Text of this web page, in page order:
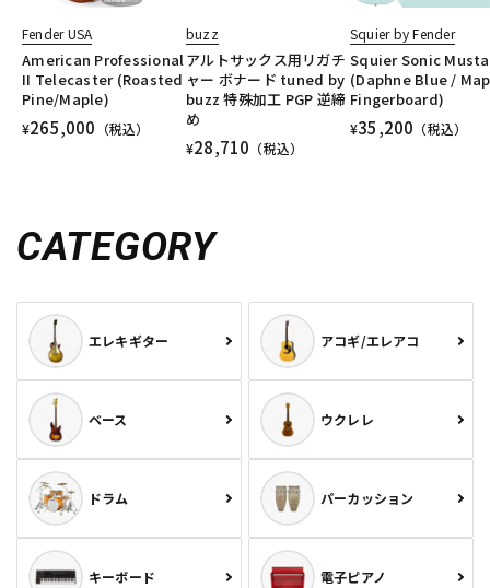
Fender USA
American Professional
II Telecaster (Roasted
Pine/Maple)
¥265,000 （税込）
buzz
アルトサックス用リガチ
ャー ボナード tuned by
buzz 特殊加工 PGP 逆締
め
¥28,710 （税込）
Squier by Fender
Squier Sonic
(Daphne Blue /
Fingerboard)
¥35,200 （税込）
CATEGORY
エレキギター アコギ/エレアコ
ベース ウクレレ
ドラム パーカッション
キーボード 電子ピアノ